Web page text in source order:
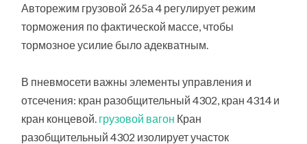
Авторежим грузовой 265а 4 регулирует режим
торможения по фактической массе, чтобы
тормозное усилие было адекватным.
В пневмосети важны элементы управления и
отсечения: кран разобщительный 4302, кран 4314 и
кран концевой. грузовой вагон Кран
разобщительный 4302 изолирует участок